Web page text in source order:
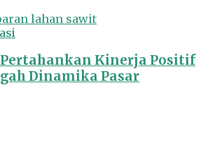
Pertahankan Kinerja Positif
Dinamika Pasar